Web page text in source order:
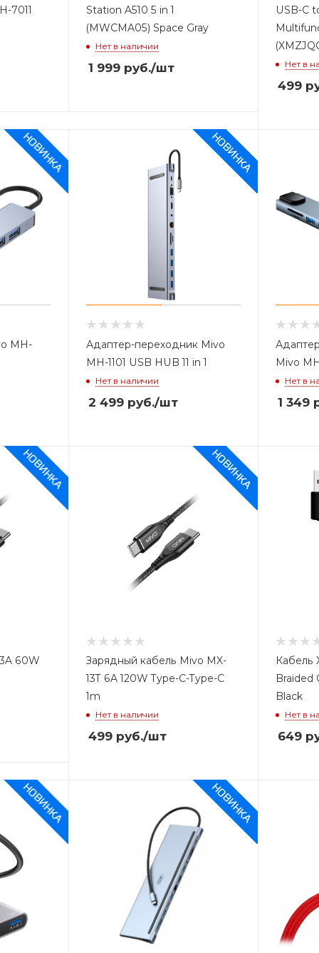
7011
Station A510 5 in 1
(MWCMA05) Space Gray
Нет в наличии
1 999руб./шт
USB-C
Нет в
499
MH-
Адаптер-переходник Mivo
MH-1101 USB HUB 11 in 1
Нет в наличии
2 499руб./шт
Mivo
Нет в
1 349
60W
Зарядный кабель Mivo MX-
13T 6A 120W Type-C-Type-C
1m
Нет в наличии
499руб./шт
Кабель
Braided
Black
Нет в
649